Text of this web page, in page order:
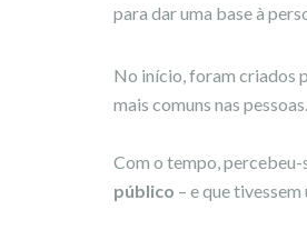
para dar uma base à
No início, foram criados
mais comuns nas pessoas.
Com o tempo,
público – e que tivessem